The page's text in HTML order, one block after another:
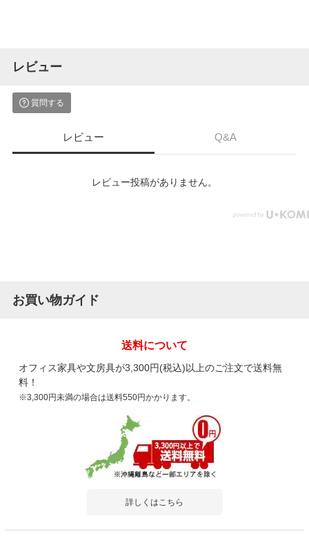
レビュー
質問する
レビュー Q&A
レビュー投稿がありません。
お買い物ガイド
送料について
オフィス家具や文房具が3,300円(税込)以上のご注文で送料無
料！
※3,300円未満の場合は送料550円かかります。
詳しくはこちら